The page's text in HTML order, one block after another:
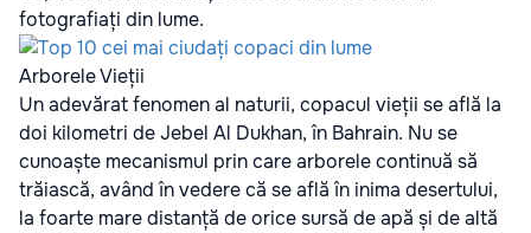
fotografiați din lume.
Arborele Vieții
Un adevărat fenomen al naturii, copacul vieții se află la
doi kilometri de Jebel Al Dukhan, în Bahrain. Nu se
cunoaște mecanismul prin care arborele continuă să
trăiască, având în vedere că se află în inima desertului,
la foarte mare distanță de orice sursă de apă și de altă